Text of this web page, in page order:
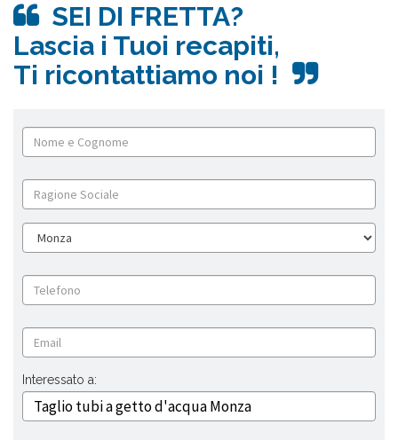
SEI DI FRETTA?
Lascia i Tuoi recapiti,
Ti ricontattiamo noi !
Interessato a: